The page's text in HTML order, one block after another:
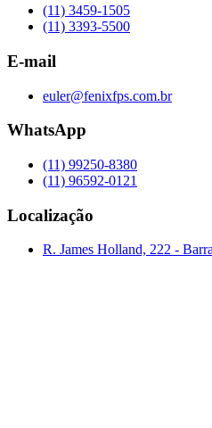
(11) 3459-1505
(11) 3393-5500
E-mail
euler@fenixfps.com.br
WhatsApp
(11) 99250-8380
(11) 96592-0121
Localização
R. James Holland, 222 -